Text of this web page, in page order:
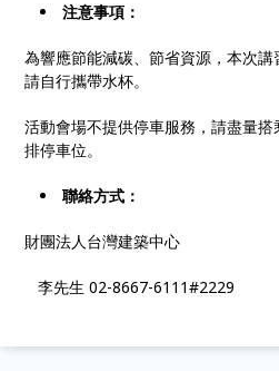
注意事項：
為響應節能減碳、節省資源，本次講
請自行攜帶水杯。
活動會場不提供停車服務，請盡量
排停車位。
聯絡方式：
財團法人台灣建築中心
李先生 02-8667-6111#2229